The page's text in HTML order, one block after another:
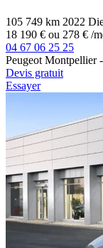
105 749 km 2022
18 190 € ou 278 € /
04 67 06 25 25
Peugeot Montpellier
Devis gratuit
Essayer